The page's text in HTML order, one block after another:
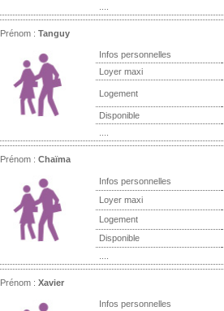
Prénom : Tanguy
Infos personnelles
Loyer maxi
Logement
Disponible
Prénom : Chaïma
Infos personnelles
Loyer maxi
Logement
Disponible
Prénom : Xavier
Infos personnelles